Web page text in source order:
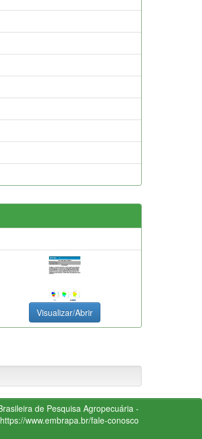
Visualizar/Abrir
de Pesquisa Agropecuária -
https://www.embrapa.br/fale-conosco